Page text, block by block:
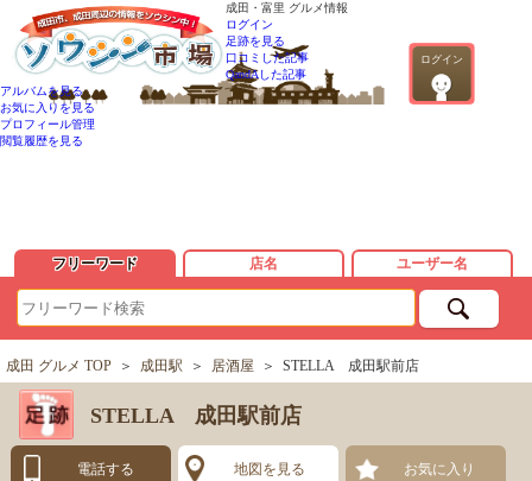
成田・富里 グルメ情報
ログイン
ログイン
足跡を見る
口コミした記事
QandAした記事
アルバムを見る
お気に入りを見る
プロフィール管理
閲覧履歴を見る
フリーワード 店名 ユーザー名
成田 グルメ TOP ＞ 成田駅 ＞ 居酒屋 ＞ STELLA 成田駅前店
STELLA 成田駅前店
電話する 地図を見る お気に入り